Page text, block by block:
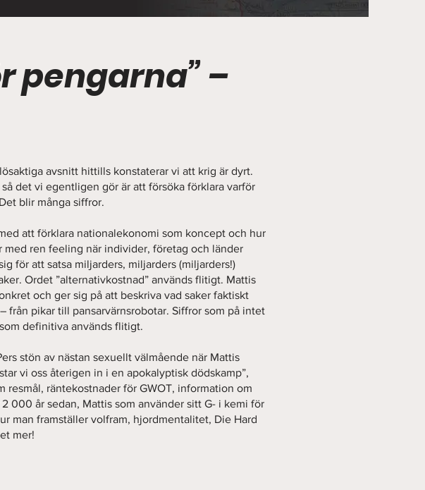
pengarna” –
avsnitt hittills konstaterar vi att krig är dyrt.
det vi egentligen gör är att försöka förklara varför
blir många siffror.
att förklara nationalekonomi som koncept och hur
med ren feeling när individer, företag och länder
för att satsa miljarders, miljarders (miljarders!)
Ordet ”alternativkostnad” används flitigt. Mattis
och ger sig på att beskriva vad saker faktiskt
från pikar till pansarvärnsrobotar. Siffror som på intet
definitiva används flitigt.
stön av nästan sexuellt välmående när Mattis
vi oss återigen in i en apokalyptisk dödskamp”,
resmål, räntekostnader för GWOT, information om
000 år sedan, Mattis som använder sitt G- i kemi för
man framställer volfram, hjordmentalitet, Die Hard
mer!